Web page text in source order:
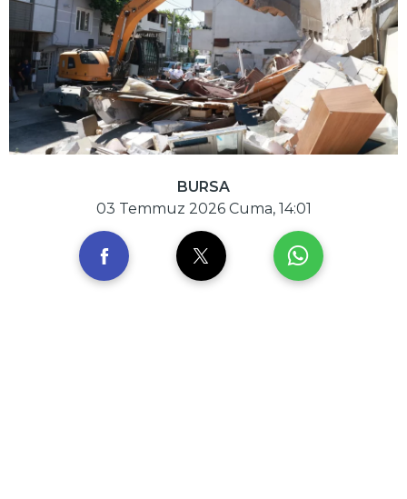
BURSA
03 Temmuz 2026 Cuma, 14:01